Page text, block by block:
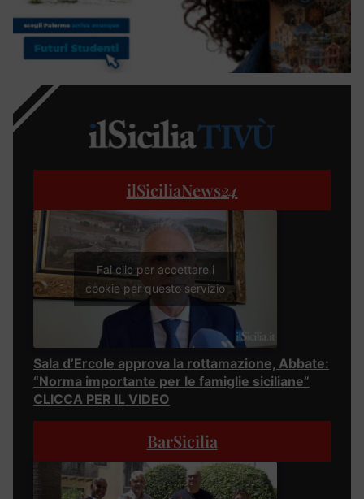
ilSiciliaNews24
Fai clic per accettare i
cookie per questo servizio
Sala d’Ercole approva la rottamazione, Abbate:
“Norma importante per le famiglie siciliane”
CLICCA PER IL VIDEO
BarSicilia